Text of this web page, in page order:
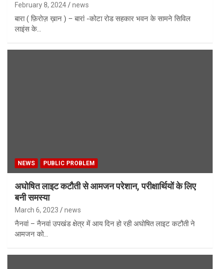
February 8, 2024 news
बारा ( फ़िरोज़ ख़ान ) – बारां -कोटा रोड सहकार भवन के सामने सिविल
लाइंस के…
NEWS PUBLIC PROBLEM
अघोषित लाइट कटौती से आमजन परेशान, परीक्षार्थियों के लिए
बनी समस्या
March 6, 2023 news
नैनवां – नैनवां उपखंड क्षेत्र में आय दिन हो रही अघोषित लाइट कटौती ने
आमजन को…